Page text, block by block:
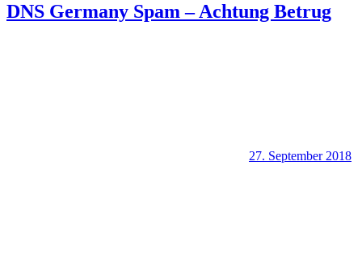
DNS Germany Spam – Achtung Betrug
27. September 2018